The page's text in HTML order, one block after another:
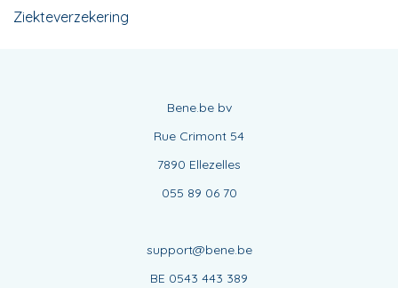
Ziekteverzekering
Bene.be bv
Rue Crimont 54
7890 Ellezelles
055 89 06 70
support@bene.be
BE 0543 443 389